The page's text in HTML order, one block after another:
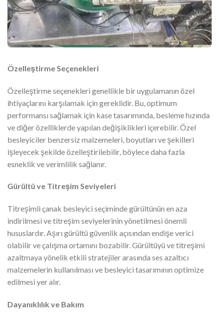
Özelleştirme Seçenekleri
Özelleştirme seçenekleri genellikle bir uygulamanın özel
ihtiyaçlarını karşılamak için gereklidir. Bu, optimum
performansı sağlamak için kase tasarımında, besleme hızında
ve diğer özelliklerde yapılan değişiklikleri içerebilir. Özel
besleyiciler benzersiz malzemeleri, boyutları ve şekilleri
işleyecek şekilde özelleştirilebilir, böylece daha fazla
esneklik ve verimlilik sağlanır.
Gürültü ve Titreşim Seviyeleri
Titreşimli çanak besleyici seçiminde gürültünün en aza
indirilmesi ve titreşim seviyelerinin yönetilmesi önemli
hususlardır. Aşırı gürültü güvenlik açısından endişe verici
olabilir ve çalışma ortamını bozabilir. Gürültüyü ve titreşimi
azaltmaya yönelik etkili stratejiler arasında ses azaltıcı
malzemelerin kullanılması ve besleyici tasarımının optimize
edilmesi yer alır.
Dayanıklılık ve Bakım